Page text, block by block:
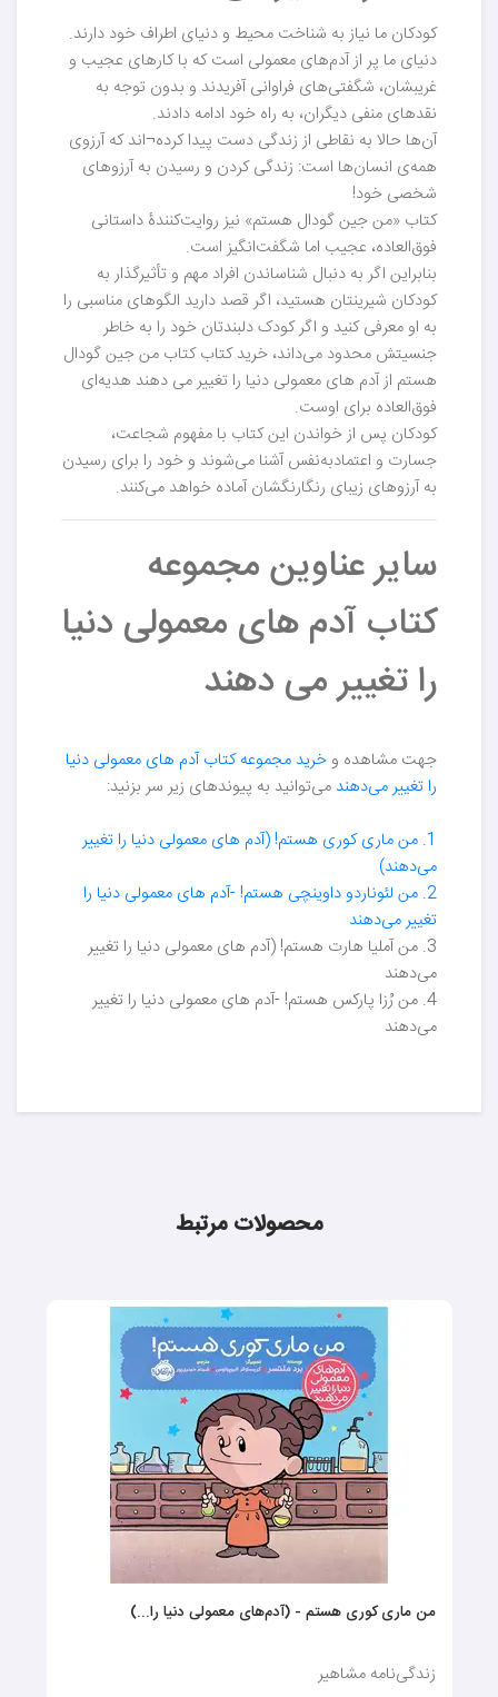
کودکان ما نیاز به شناخت محیط و دنیای اطراف خود دارند.
دنیای ما پر از آدم‌های معمولی است که با کارهای عجیب و
غریبشان، شگفتی‌های فراوانی آفریدند و بدون توجه به
نقدهای منفی دیگران، به راه خود ادامه دادند.
آن‌ها حالا به نقاطی از زندگی دست پیدا کرده¬‌اند که آرزوی
همه‌ی انسان‌ها است: زندگی کردن و رسیدن به آرزوهای
شخصی خود!
کتاب «من جین گودال هستم» نیز روایت‌کنندۀ داستانی
فوق‌العاده، عجیب اما شگفت‌انگیز است.
بنابراین اگر به دنبال شناساندن افراد مهم و تأثیرگذار به
کودکان شیرینتان هستید، اگر قصد دارید الگوهای مناسبی را
به او معرفی کنید و اگر کودک دلبندتان خود را به خاطر
جنسیتش محدود می‌داند، خرید کتاب کتاب من جین گودال
هستم از آدم های معمولی دنیا را تغییر می دهند هدیه‌ای
فوق‌العاده برای اوست.
کودکان پس از خواندن این کتاب با مفهوم شجاعت،
جسارت و اعتمادبه‌نفس آشنا می‌شوند و خود را برای رسیدن
به آرزوهای زیبای رنگارنگشان آماده خواهد می‌کنند.
سایر عناوین مجموعه
کتاب آدم های معمولی دنیا
را تغییر می دهند
جهت مشاهده وخرید مجموعه کتاب آدم های معمولی دنیا
را تغییر می‌دهندمی‌توانید به پیوندهای زیر سر بزنید:
1. من ماری کوری هستم! (آدم های معمولی دنیا را تغییر
می‌دهند)
2. من لئوناردو داوینچی هستم! -آدم های معمولی دنیا را
تغییر می‌دهند
3. من آملیا هارت هستم! (آدم های معمولی دنیا را تغییر
می‌دهند
4. من رُزا پارکس هستم! -آدم های معمولی دنیا را تغییر
می‌دهند
محصولات مرتبط
من ماری کوری هستم - (آدم‌های معمولی دنیا را...)
زندگی‌نامه‌ مشاهیر